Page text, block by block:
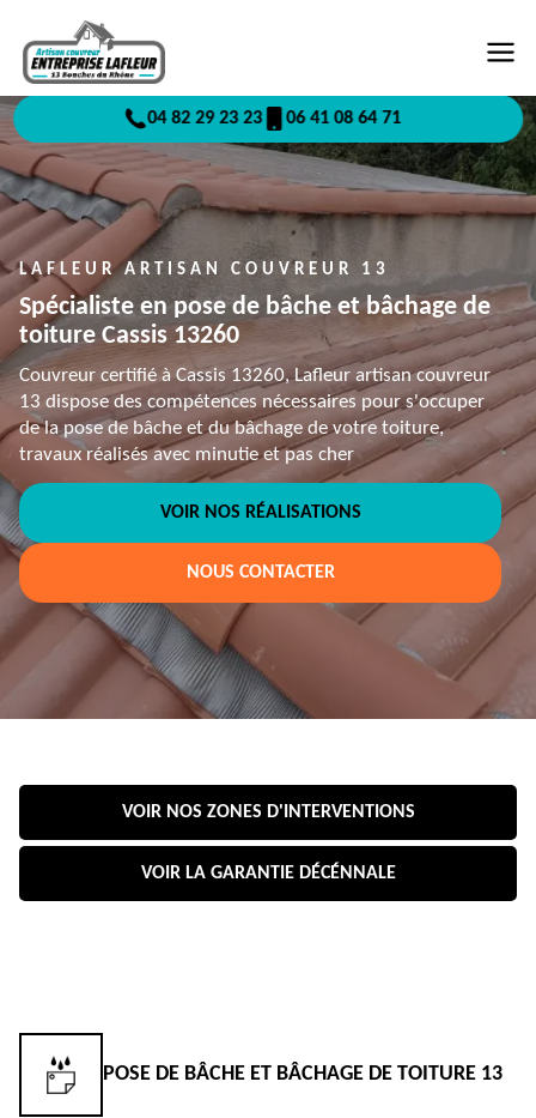
04 82 29 23 23 06 41 08 64 71
LAFLEUR ARTISAN COUVREUR 13
Spécialiste en pose de bâche et bâchage de
toiture Cassis 13260
Couvreur certifié à Cassis 13260, Lafleur artisan couvreur
13 dispose des compétences nécessaires pour s'occuper
de la pose de bâche et du bâchage de votre toiture,
travaux réalisés avec minutie et pas cher
VOIR NOS RÉALISATIONS
NOUS CONTACTER
VOIR NOS ZONES D'INTERVENTIONS
VOIR LA GARANTIE DÉCÉNNALE
POSE DE BÂCHE ET BÂCHAGE DE TOITURE 13